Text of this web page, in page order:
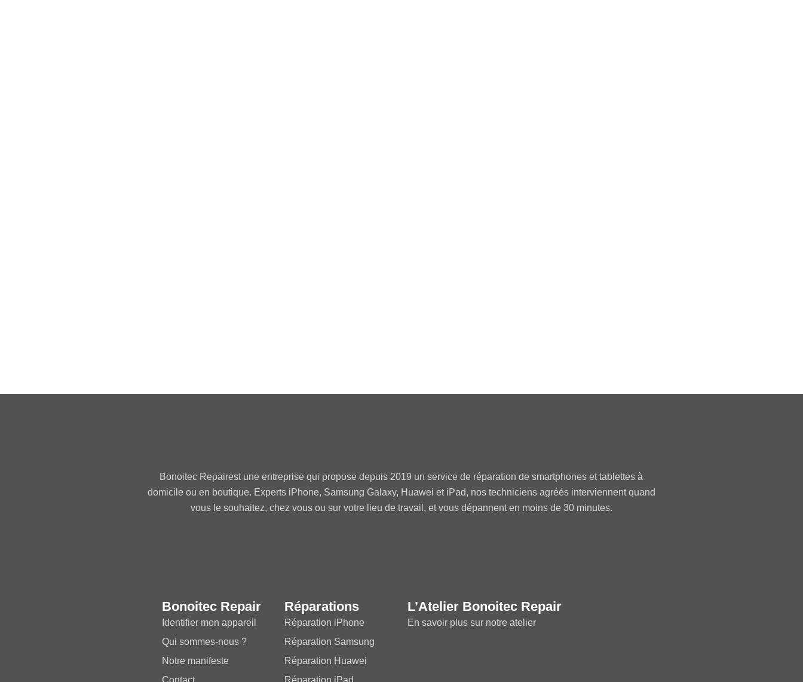
Bonoitec Repairest une entreprise qui propose depuis 2019 un service de réparation de smartphones et tablettes à
domicile ou en boutique. Experts iPhone, Samsung Galaxy, Huawei et iPad, nos techniciens agréés interviennent quand
vous le souhaitez, chez vous ou sur votre lieu de travail, et vous dépannent en moins de 30 minutes.
Bonoitec Repair
Identifier mon appareil
Qui sommes-nous ?
Notre manifeste
Contact
Réparations
Réparation iPhone
Réparation Samsung
Réparation Huawei
Réparation iPad
L’Atelier Bonoitec Repair
En savoir plus sur notre atelier